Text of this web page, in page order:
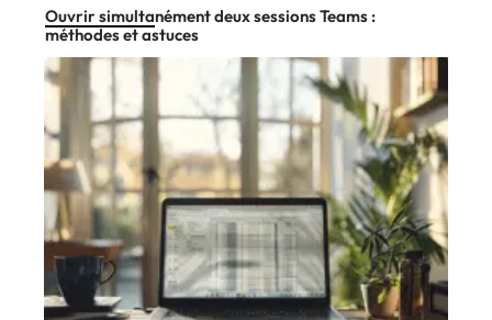
Ouvrir simultanément deux sessions Teams :
méthodes et astuces